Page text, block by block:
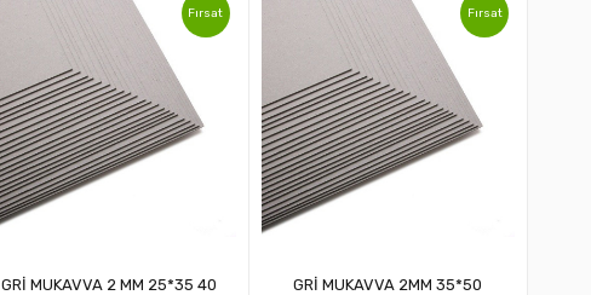
Fırsat
GRİ MUKAVVA 2 MM 25*35 40
Fırsat
GRİ MUKAVVA 2MM 35*50